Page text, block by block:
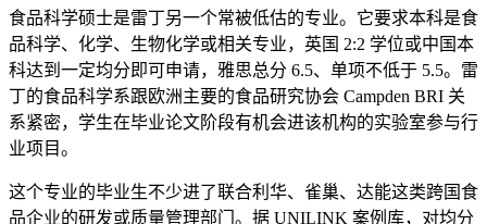
食品科学硕士是雷丁另一个常被低估的专业。它要求本科是食
品科学、化学、生物化学或相关专业，英国 2:2 学位或中国本
科达到一定均分即可申请，雅思总分 6.5、单项不低于 5.5。雷
丁的食品科学系跟欧洲主要的食品研究协会 Campden BRI 关
系紧密，学生在毕业论文阶段有机会进该机构的实验室参与行
业项目。
这个专业的毕业生不少进了联合利华、雀巢、达能这类跨国食
品企业的研发或质量管理部门。据 UNILINK 案例库，对均分